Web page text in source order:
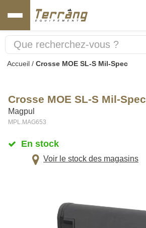
Accueil / Crosse MOE SL-S Mil-Spec
Crosse MOE SL-S Mil-Spec
Magpul
MPL.MAG653
En stock
Voir le stock des magasins